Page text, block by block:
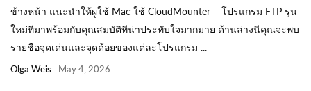
ข้างหน้า แนะนำให้ผูใช้ Mac ใช้ CloudMounter – โปรแกรม FTP รุน
ใหม่ทีมาพร้อมกับคุณสมบัติทีน่าประทับใจมากมาย ด้านล่างนีคุณจะพบ
รายชือจุดเด่นและจุดด้อยของแต่ละโปรแกรม ...
Olga Weis May 4, 2026